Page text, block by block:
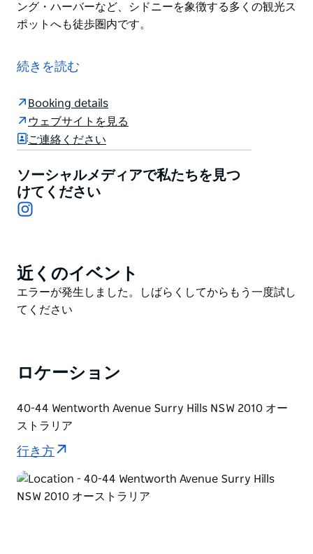
ング・ハーバーなど、シドニーを象徴する多くの観光ス
ポットへも徒歩圏内です。
ライブミュージックやエンターテイメントを特徴とする
古き良きキューバの魅力と活気あふれるキューバの風味
この歴史的な建物は、100年以上の歴史を持つ建築様式
と、居心地の良いスピークイージーの雰囲気、そしてフ
レンドリーで多言語対応のカスタマーサービスが融合し
は、シドニーの文化の中心地に位置し、芸術、文化、グ
ルメ、そしてデザインに囲まれています。
ど、シドニーを象徴する多くの観光スポットへも徒歩圏
内です。
続きを読む
Booking details
ウェブサイトを見る
ご連絡ください
ソーシャルメディアで私たちを見つ
けてください
Product
List
近くのイベント
Product
List
エラーが発生しました。しばらくしてからもう一度試し
てください
ロケーション
40-44 Wentworth Avenue Surry Hills NSW 2010 オー
ストラリア
行き方